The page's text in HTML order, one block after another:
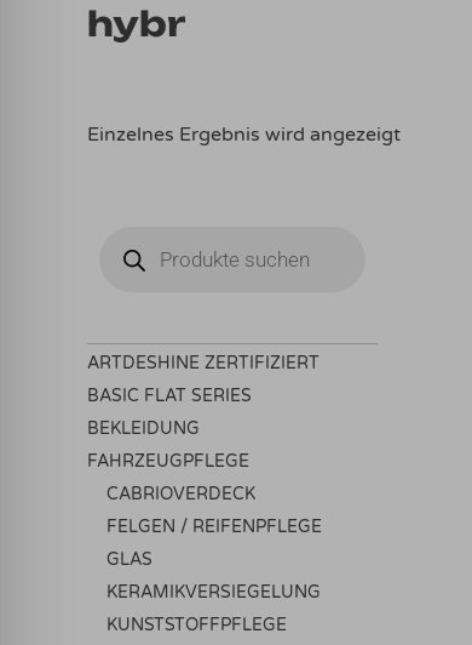
hybr
Einzelnes Ergebnis wird angezeigt
search
ARTDESHINE ZERTIFIZIERT
BASIC FLAT SERIES
BEKLEIDUNG
FAHRZEUGPFLEGE
CABRIOVERDECK
FELGEN / REIFENPFLEGE
GLAS
KERAMIKVERSIEGELUNG
KUNSTSTOFFPFLEGE